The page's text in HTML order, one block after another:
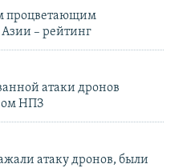
процветающим
Азии – рейтинг
атаки дронов
НПЗ
атаку дронов, были